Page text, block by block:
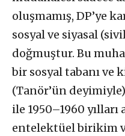
oluşmamış, DP’ye
sosyal ve siyasal
doğmuştur. Bu
bir sosyal tabanı ve
(Tanör’ün
ile 1950–1960 yılları
entelektüel birikim